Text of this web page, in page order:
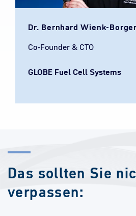
Dr. Bernhard Wienk-
Co-Founder & CTO
GLOBE Fuel Cell Systems​
Das sollten Sie
verpassen: